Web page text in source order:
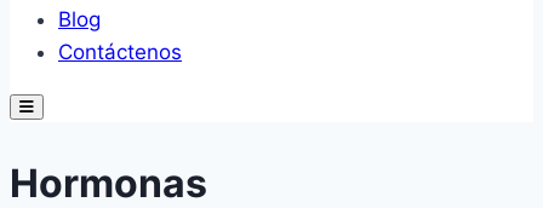
Blog
Contáctenos
Hamburger Toggle Menu
Hormonas